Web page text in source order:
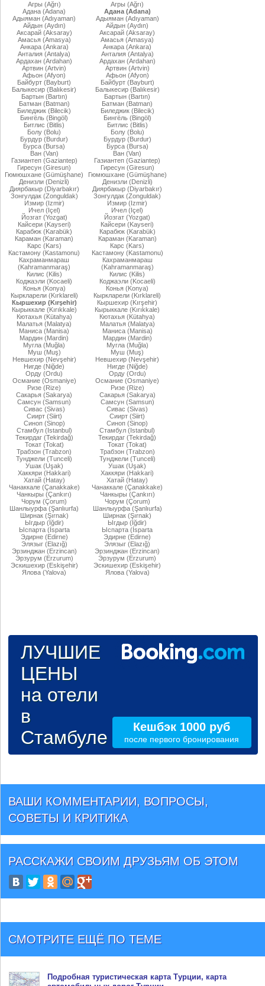
Агры (Ağrı)
Адана (Adana)
Адыяман (Adıyaman)
Айдын (Aydın)
Аксарай (Aksaray)
Амасья (Amasya)
Анкара (Ankara)
Анталия (Antalya)
Ардахан (Ardahan)
Артвин (Artvin)
Афьон (Afyon)
Байбурт (Bayburt)
Балыкесир (Balıkesir)
Бартын (Bartın)
Батман (Batman)
Биледжик (Bilecik)
Бингёль (Bingöl)
Битлис (Bitlis)
Болу (Bolu)
Бурдур (Burdur)
Бурса (Bursa)
Ван (Van)
Газиантеп (Gaziantep)
Гиресун (Giresun)
Гюмюшхане (Gümüşhane)
Денизли (Denizli)
Диярбакыр (Diyarbakır)
Зонгулдак (Zonguldak)
Измир (Izmir)
Ичел (Içel)
Йозгат (Yozgat)
Кайсери (Kayseri)
Карабюк (Karabük)
Караман (Karaman)
Карс (Kars)
Кастамону (Kastamonu)
Кахраманмараш
(Kahramanmaraş)
Килис (Kilis)
Коджаэли (Kocaeli)
Конья (Konya)
Кыркларели (Kırklareli)
Кыршехир (Kırşehir)
Кырыккале (Kırıkkale)
Кютахья (Kütahya)
Малатья (Malatya)
Маниса (Manisa)
Мардин (Mardin)
Мугла (Muğla)
Муш (Muş)
Невшехир (Nevşehir)
Нигде (Niğde)
Орду (Ordu)
Османие (Osmaniye)
Ризе (Rize)
Сакарья (Sakarya)
Самсун (Samsun)
Сивас (Sivas)
Сиирт (Siirt)
Синоп (Sinop)
Стамбул (Istanbul)
Текирдаг (Tekirdağ)
Токат (Tokat)
Трабзон (Trabzon)
Тунджели (Tunceli)
Ушак (Uşak)
Хаккяри (Hakkari)
Хатай (Hatay)
Чанаккале (Çanakkake)
Чанкыры (Çankırı)
Чорум (Çorum)
Шанлыурфа (Şanlıurfa)
Ширнак (Şırnak)
Ыгдыр (Iğdir)
Ыспарта (İsparta
Эдирне (Edirne)
Элязыг (Elazığ)
Эрзинджан (Erzincan)
Эрзурум (Erzurum)
Эскишехир (Eskişehir)
Ялова (Yalova)
Агры (Ağrı)
Адана (Adana)
Адыяман (Adıyaman)
Айдын (Aydın)
Аксарай (Aksaray)
Амасья (Amasya)
Анкара (Ankara)
Анталия (Antalya)
Ардахан (Ardahan)
Артвин (Artvin)
Афьон (Afyon)
Байбурт (Bayburt)
Балыкесир (Balıkesir)
Бартын (Bartın)
Батман (Batman)
Биледжик (Bilecik)
Бингёль (Bingöl)
Битлис (Bitlis)
Болу (Bolu)
Бурдур (Burdur)
Бурса (Bursa)
Ван (Van)
Газиантеп (Gaziantep)
Гиресун (Giresun)
Гюмюшхане (Gümüşhane)
Денизли (Denizli)
Диярбакыр (Diyarbakır)
Зонгулдак (Zonguldak)
Измир (Izmir)
Ичел (Içel)
Йозгат (Yozgat)
Кайсери (Kayseri)
Карабюк (Karabük)
Караман (Karaman)
Карс (Kars)
Кастамону (Kastamonu)
Кахраманмараш
(Kahramanmaraş)
Килис (Kilis)
Коджаэли (Kocaeli)
Конья (Konya)
Кыркларели (Kırklareli)
Кыршехир (Kırşehir)
Кырыккале (Kırıkkale)
Кютахья (Kütahya)
Малатья (Malatya)
Маниса (Manisa)
Мардин (Mardin)
Мугла (Muğla)
Муш (Muş)
Невшехир (Nevşehir)
Нигде (Niğde)
Орду (Ordu)
Османие (Osmaniye)
Ризе (Rize)
Сакарья (Sakarya)
Самсун (Samsun)
Сивас (Sivas)
Сиирт (Siirt)
Синоп (Sinop)
Стамбул (Istanbul)
Текирдаг (Tekirdağ)
Токат (Tokat)
Трабзон (Trabzon)
Тунджели (Tunceli)
Ушак (Uşak)
Хаккяри (Hakkari)
Хатай (Hatay)
Чанаккале (Çanakkake)
Чанкыры (Çankırı)
Чорум (Çorum)
Шанлыурфа (Şanlıurfa)
Ширнак (Şırnak)
Ыгдыр (Iğdir)
Ыспарта (İsparta
Эдирне (Edirne)
Элязыг (Elazığ)
Эрзинджан (Erzincan)
Эрзурум (Erzurum)
Эскишехир (Eskişehir)
Ялова (Yalova)
ЛУЧШИЕ
ЦЕНЫ
на отели
в
Стамбуле
Кешбэк 1000 руб
после первого бронирования
ВАШИ КОММЕНТАРИИ, ВОПРОСЫ,
СОВЕТЫ И КРИТИКА
РАССКАЖИ СВОИМ ДРУЗЬЯМ ОБ ЭТОМ
СМОТРИТЕ ЕЩЁ ПО ТЕМЕ
Подробная туристическая карта Турции, карта